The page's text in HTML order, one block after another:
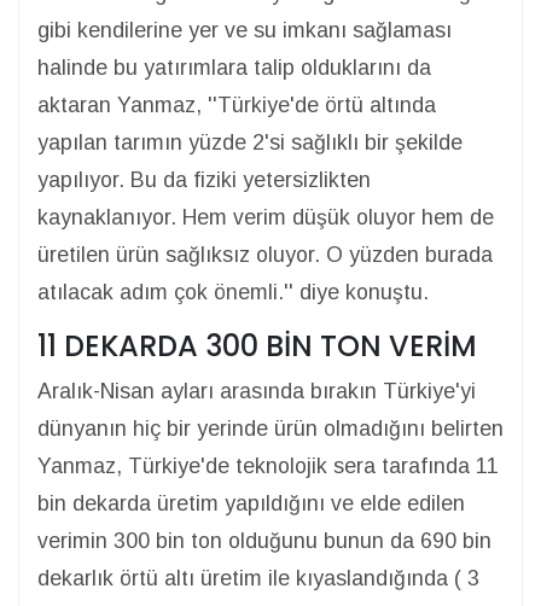
gibi kendilerine yer ve su imkanı sağlaması
halinde bu yatırımlara talip olduklarını da
aktaran Yanmaz, ''Türkiye'de örtü altında
yapılan tarımın yüzde 2'si sağlıklı bir şekilde
yapılıyor. Bu da fiziki yetersizlikten
kaynaklanıyor. Hem verim düşük oluyor hem de
üretilen ürün sağlıksız oluyor. O yüzden burada
atılacak adım çok önemli.'' diye konuştu.
11 DEKARDA 300 BİN TON VERİM
Aralık-Nisan ayları arasında bırakın Türkiye'yi
dünyanın hiç bir yerinde ürün olmadığını belirten
Yanmaz, Türkiye'de teknolojik sera tarafında 11
bin dekarda üretim yapıldığını ve elde edilen
verimin 300 bin ton olduğunu bunun da 690 bin
dekarlık örtü altı üretim ile kıyaslandığında ( 3